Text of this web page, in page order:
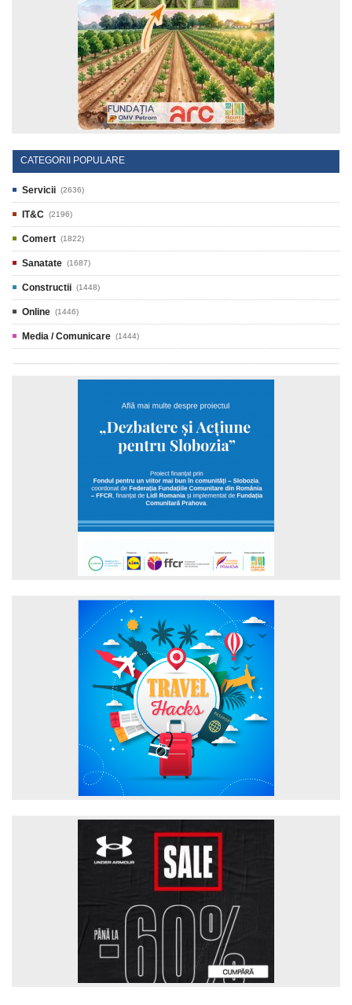
CATEGORII POPULARE
Servicii (2636)
IT&C (2196)
Comert (1822)
Sanatate (1687)
Constructii (1448)
Online (1446)
Media / Comunicare (1444)